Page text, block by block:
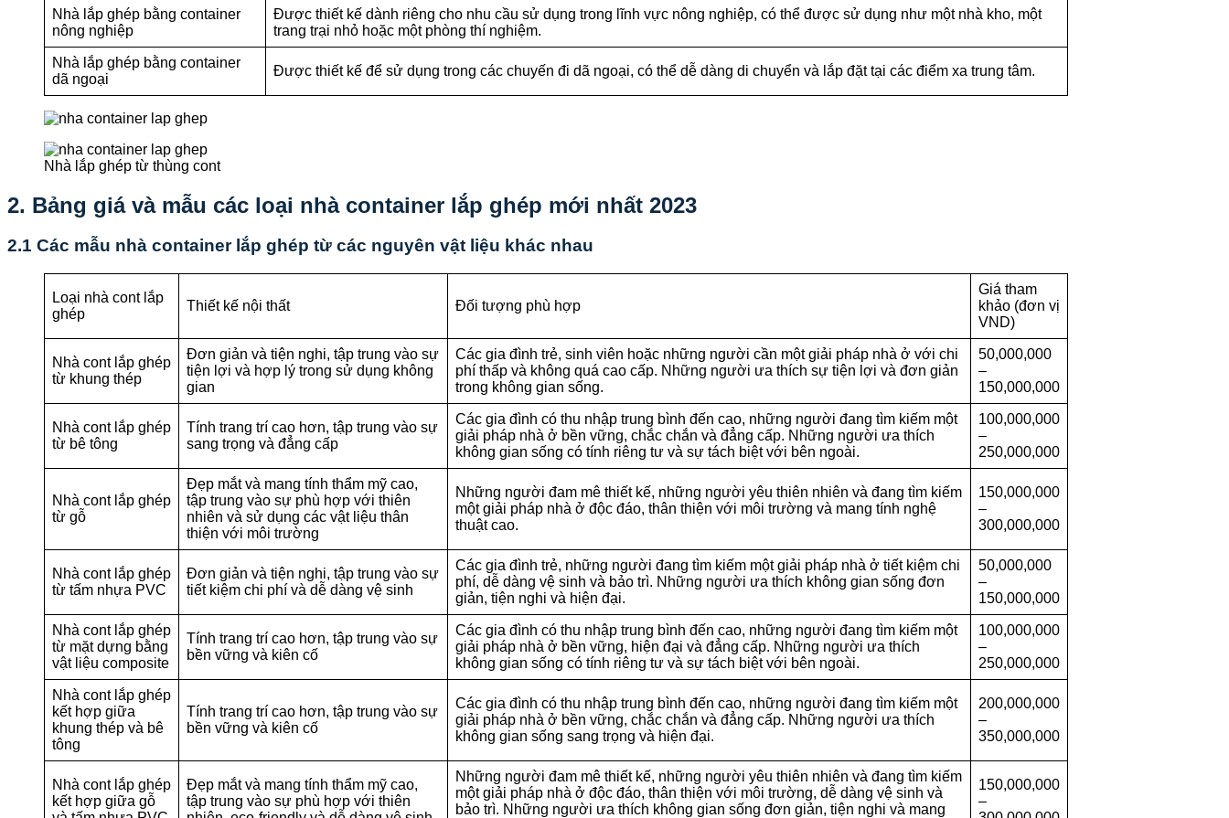
Nhà lắp ghép bằng container
nông nghiệp
Được thiết kế dành riêng cho nhu cầu sử dụng trong lĩnh vực nông nghiệp, có thể được sử dụng như một nhà kho, một
trang trại nhỏ hoặc một phòng thí nghiệm.
Nhà lắp ghép bằng container
dã ngoại
Được thiết kế để sử dụng trong các chuyến đi dã ngoại, có thể dễ dàng di chuyển và lắp đặt tại các điểm xa trung tâm.
Nhà lắp ghép từ thùng cont
2. Bảng giá và mẫu các loại nhà container lắp ghép mới nhất 2023
2.1 Các mẫu nhà container lắp ghép từ các nguyên vật liệu khác nhau
Loại nhà cont lắp
ghép
Thiết kế nội thất Đối tượng phù hợp
Giá tham
khảo (đơn vị
VND)
Nhà cont lắp ghép
từ khung thép
Đơn giản và tiện nghi, tập trung vào sự
tiện lợi và hợp lý trong sử dụng không
gian
Các gia đình trẻ, sinh viên hoặc những người cần một giải pháp nhà ở với chi
phí thấp và không quá cao cấp. Những người ưa thích sự tiện lợi và đơn giản
trong không gian sống.
50,000,000
–
150,000,000
Nhà cont lắp ghép
từ bê tông
Tính trang trí cao hơn, tập trung vào sự
sang trọng và đẳng cấp
Các gia đình có thu nhập trung bình đến cao, những người đang tìm kiếm một
giải pháp nhà ở bền vững, chắc chắn và đẳng cấp. Những người ưa thích
không gian sống có tính riêng tư và sự tách biệt với bên ngoài.
100,000,000
–
250,000,000
Nhà cont lắp ghép
từ gỗ
Đẹp mắt và mang tính thẩm mỹ cao,
tập trung vào sự phù hợp với thiên
nhiên và sử dụng các vật liệu thân
thiện với môi trường
Những người đam mê thiết kế, những người yêu thiên nhiên và đang tìm kiếm
một giải pháp nhà ở độc đáo, thân thiện với môi trường và mang tính nghệ
thuật cao.
150,000,000
–
300,000,000
Nhà cont lắp ghép
từ tấm nhựa PVC
Đơn giản và tiện nghi, tập trung vào sự
tiết kiệm chi phí và dễ dàng vệ sinh
Các gia đình trẻ, những người đang tìm kiếm một giải pháp nhà ở tiết kiệm chi
phí, dễ dàng vệ sinh và bảo trì. Những người ưa thích không gian sống đơn
giản, tiện nghi và hiện đại.
50,000,000
–
150,000,000
Nhà cont lắp ghép
từ mặt dựng bằng
vật liệu composite
Tính trang trí cao hơn, tập trung vào sự
bền vững và kiên cố
Các gia đình có thu nhập trung bình đến cao, những người đang tìm kiếm một
giải pháp nhà ở bền vững, hiện đại và đẳng cấp. Những người ưa thích
không gian sống có tính riêng tư và sự tách biệt với bên ngoài.
100,000,000
–
250,000,000
Nhà cont lắp ghép
kết hợp giữa
khung thép và bê
tông
Tính trang trí cao hơn, tập trung vào sự
bền vững và kiên cố
Các gia đình có thu nhập trung bình đến cao, những người đang tìm kiếm một
giải pháp nhà ở bền vững, chắc chắn và đẳng cấp. Những người ưa thích
không gian sống sang trọng và hiện đại.
200,000,000
–
350,000,000
Nhà cont lắp ghép
kết hợp giữa gỗ
Đẹp mắt và mang tính thẩm mỹ cao,
tập trung vào sự phù hợp với thiên
Những người đam mê thiết kế, những người yêu thiên nhiên và đang tìm kiếm
một giải pháp nhà ở độc đáo, thân thiện với môi trường, dễ dàng vệ sinh và
bảo trì. Những người ưa thích không gian sống đơn giản, tiện nghi và mang
150,000,000
–